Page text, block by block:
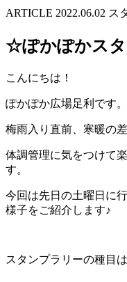
ARTICLE 2022.06.02 ス
☆ぽかぽかス
こんにちは！
ぽかぽか広場足利です。
梅雨入り直前、寒暖の
体調管理に気をつけて
す。
今回は先日の土曜日に
様子をご紹介します♪
スタンプラリーの種目は